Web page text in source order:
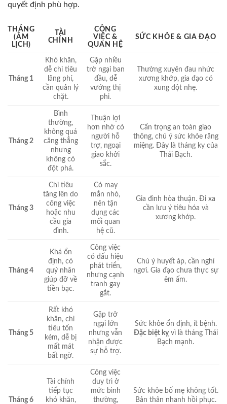
quyết định phù hợp.
THÁNG
(ÂM
LỊCH)
TÀI
CHÍNH
CÔNG
VIỆC &
QUAN HỆ
SỨC KHỎE & GIA ĐẠO
Tháng 1
Khó khăn,
dễ chi tiêu
lãng phí,
cần quản lý
chặt.
Gặp nhiều
trở ngại ban
đầu, dễ
vướng thị
phi.
Thường xuyên đau nhức
xương khớp, gia đạo có
xung đột nhẹ.
Tháng 2
Bình
thường,
không quá
căng thẳng
nhưng
không có
đột phá.
Thuận lợi
hơn nhờ có
người hỗ
trợ, ngoại
giao khởi
sắc.
Cẩn trọng an toàn giao
thông, chú ý sức khỏe răng
miệng. Đây là tháng kỵ của
Thái Bạch.
Tháng 3
Chi tiêu
tăng lên do
công việc
hoặc nhu
cầu gia
đình.
Có may
mắn nhỏ,
nên tận
dụng các
mối quan
hệ cũ.
Gia đình hòa thuận. Đi xa
cần lưu ý tiêu hóa và
xương khớp.
Tháng 4
Khá ổn
định, có
quý nhân
giúp đỡ về
tiền bạc.
Công việc
có dấu hiệu
phát triển,
nhưng cạnh
tranh gay
gắt.
Chú ý huyết áp, cần nghỉ
ngơi. Gia đạo chưa thực sự
êm ấm.
Tháng 5
Rất khó
khăn, chi
tiêu tốn
kém, dễ bị
mất mát
bất ngờ.
Gặp trở
ngại lớn
nhưng vẫn
nhận được
sự hỗ trợ.
Sức khỏe ổn định, ít bệnh.
Đặc biệt kỵvì là tháng Thái
Bạch mạnh.
Tháng 6
Tài chính
tiếp tục
khó khăn,
Công việc
duy trì ở
mức bình
thường,
Sức khỏe bố mẹ không tốt.
Bản thân nhanh hồi phục.